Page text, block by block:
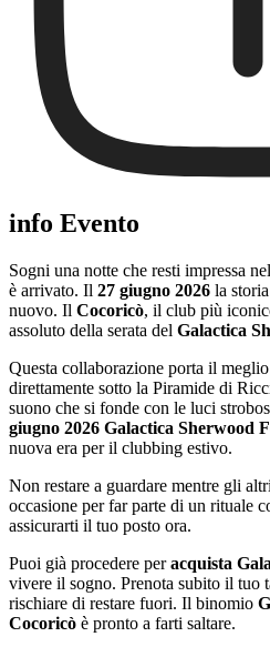
info Evento
Sogni una notte che resti impressa
è arrivato. Il 27 giugno 2026 la
nuovo. Il Cocoricò, il club più
assoluto della serata del Galactica
Questa collaborazione porta il
direttamente sotto la Piramide di
suono che si fonde con le luci
giugno 2026 Galactica Sherwood
nuova era per il clubbing estivo.
Non restare a guardare mentre gli
occasione per far parte di un rituale
assicurarti il tuo posto ora.
Puoi già procedere peracquista
vivere il sogno. Prenota subito il tuo
rischiare di restare fuori. Il binomio
Cocoricò è pronto a farti saltare.